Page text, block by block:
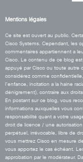
Mentions légales
Ce site est ouvert au public.
Cisco Systems. Cependant, les
commentaires appartiennent a
Cisco. Le contenu de ce blog
appuyé par Cisco ou toute autre
considérez comme
l’enfance, incitation a la haine
dénigrement), contraire aux
En postant sur ce blog, vous
informations auxquelles vous
responsabilité quant a votre
droit de licence / une
perpétuel, irrévocable, libre de
vous mettrez Cisco en mesure
vous apportez le cas échéant.
approbation par le modérateur.